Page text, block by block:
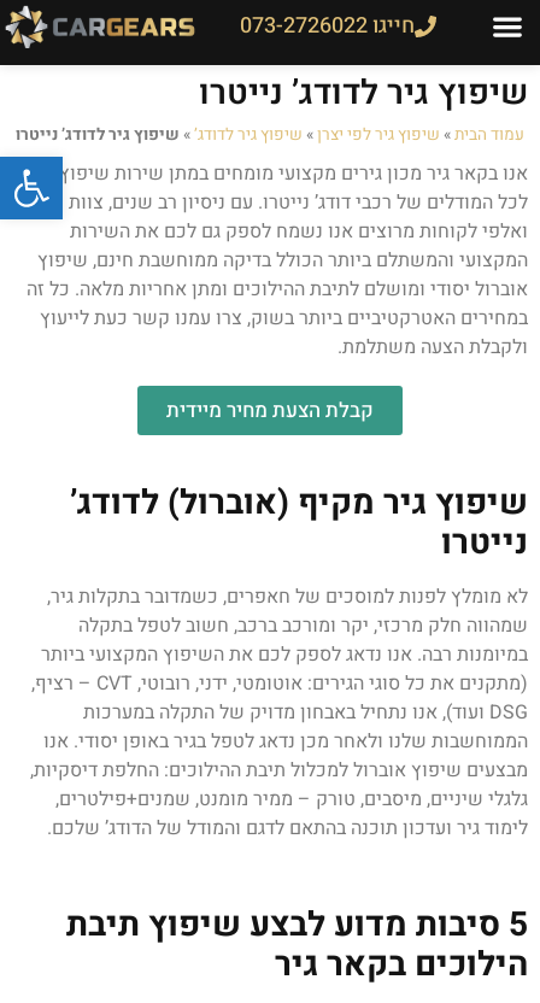
חייגו 073-2726022
שיפוץ גיר לדודג’ נייטרו
עמוד הבית» שיפוץ גיר לפי יצרן» שיפוץ גיר לדודג’» שיפוץ גיר לדודג’ נייטרו
אנו בקאר גיר מכון גירים מקצועי מומחים במתן שירות שיפוץ גיר
לכל המודלים של רכבי דודג’ נייטרו. עם ניסיון רב שנים, צוות מיומן
ואלפי לקוחות מרוצים אנו נשמח לספק גם לכם את השירות
המקצועי והמשתלם ביותר הכולל בדיקה ממוחשבת חינם, שיפוץ
אוברול יסודי ומושלם לתיבת ההילוכים ומתן אחריות מלאה. כל זה
במחירים האטרקטיביים ביותר בשוק, צרו עמנו קשר כעת לייעוץ
ולקבלת הצעה משתלמת.
קבלת הצעת מחיר מיידית
שיפוץ גיר מקיף (אוברול) לדודג’
נייטרו
לא מומלץ לפנות למוסכים של חאפרים, כשמדובר בתקלות גיר,
שמהווה חלק מרכזי, יקר ומורכב ברכב, חשוב לטפל בתקלה
במיומנות רבה. אנו נדאג לספק לכם את השיפוץ המקצועי ביותר
(מתקנים את כל סוגי הגירים: אוטומטי, ידני, רובוטי, CVT – רציף,
DSG ועוד), אנו נתחיל באבחון מדויק של התקלה במערכות
הממוחשבות שלנו ולאחר מכן נדאג לטפל בגיר באופן יסודי. אנו
מבצעים שיפוץ אוברול למכלול תיבת ההילוכים: החלפת דיסקיות,
גלגלי שיניים, מיסבים, טורק – ממיר מומנט, שמנים+פילטרים,
לימוד גיר ועדכון תוכנה בהתאם לדגם והמודל של הדודג’ שלכם.
5 סיבות מדוע לבצע שיפוץ תיבת
הילוכים בקאר גיר